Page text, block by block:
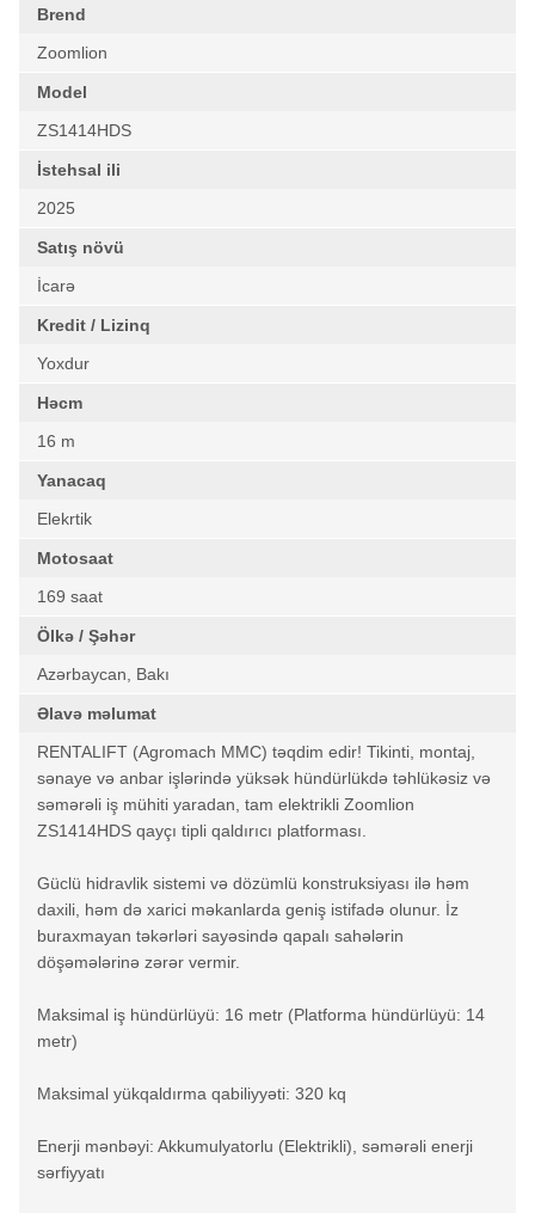
Brend
Zoomlion
Model
ZS1414HDS
İstehsal ili
2025
Satış növü
İcarə
Kredit / Lizinq
Yoxdur
Həcm
16 m
Yanacaq
Elekrtik
Motosaat
169 saat
Ölkə / Şəhər
Azərbaycan, Bakı
Əlavə məlumat
RENTALIFT (Agromach MMC) təqdim edir! Tikinti, montaj,
sənaye və anbar işlərində yüksək hündürlükdə təhlükəsiz və
səmərəli iş mühiti yaradan, tam elektrikli Zoomlion
ZS1414HDS qayçı tipli qaldırıcı platforması.
Güclü hidravlik sistemi və dözümlü konstruksiyası ilə həm
daxili, həm də xarici məkanlarda geniş istifadə olunur. İz
buraxmayan təkərləri sayəsində qapalı sahələrin
döşəmələrinə zərər vermir.
Maksimal iş hündürlüyü: 16 metr (Platforma hündürlüyü: 14
metr)
Maksimal yükqaldırma qabiliyyəti: 320 kq
Enerji mənbəyi: Akkumulyatorlu (Elektrikli), səmərəli enerji
sərfiyyatı